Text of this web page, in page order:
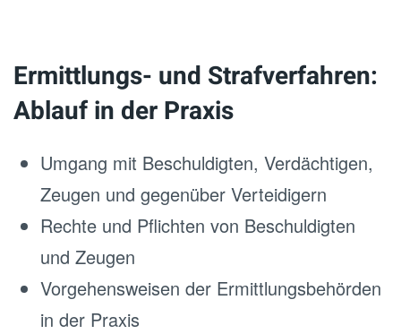
Ermittlungs- und Strafverfahren:
Ablauf in der Praxis
Umgang mit Beschuldigten, Verdächtigen,
Zeugen und gegenüber Verteidigern
Rechte und Pflichten von Beschuldigten
und Zeugen
Vorgehensweisen der Ermittlungsbehörden
in der Praxis